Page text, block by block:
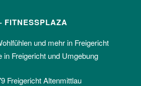
FITNESSPLAZA
und mehr in Freigericht
in Freigericht und Umgebung
Freigericht Altenmittlau